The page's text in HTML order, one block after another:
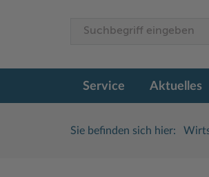
Service Aktuelles
Sie befinden sich hier: